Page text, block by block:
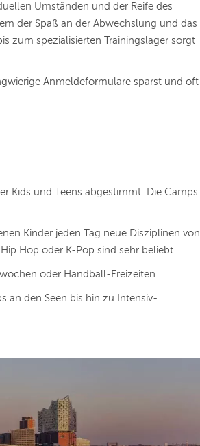
Umständen und der Reife des
der Spaß an der Abwechslung und das
zum spezialisierten Trainingslager sorgt
Anmeldeformulare sparst und oft
Kids und Teens abgestimmt. Die Camps
Kinder jeden Tag neue Disziplinen von
Hop oder K-Pop sind sehr beliebt.
oder Handball-Freizeiten.
an den Seen bis hin zu Intensiv-